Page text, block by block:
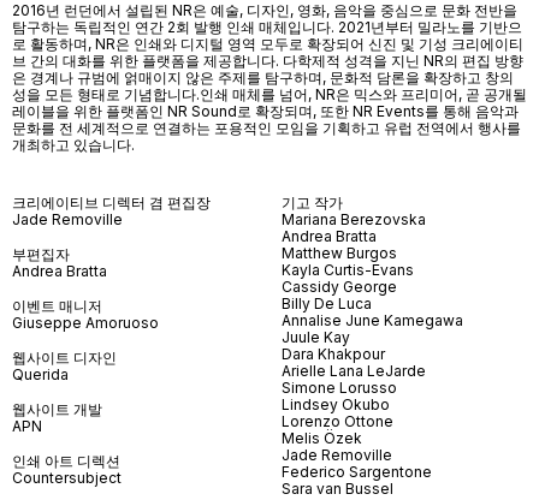
2016년 런던에서 설립된 NR은 예술, 디자인, 영화, 음악을 중심으로 문화 전반을
탐구하는 독립적인 연간 2회 발행 인쇄 매체입니다. 2021년부터 밀라노를 기반으
로 활동하며, NR은 인쇄와 디지털 영역 모두로 확장되어 신진 및 기성 크리에이티
브 간의 대화를 위한 플랫폼을 제공합니다. 다학제적 성격을 지닌 NR의 편집 방향
은 경계나 규범에 얽매이지 않은 주제를 탐구하며, 문화적 담론을 확장하고 창의
성을 모든 형태로 기념합니다.인쇄 매체를 넘어, NR은 믹스와 프리미어, 곧 공개될
레이블을 위한 플랫폼인 NR Sound로 확장되며, 또한 NR Events를 통해 음악과
문화를 전 세계적으로 연결하는 포용적인 모임을 기획하고 유럽 전역에서 행사를
개최하고 있습니다.
크리에이티브 디렉터 겸 편집장
Jade Removille
부편집자
Andrea Bratta
이벤트 매니저
Giuseppe Amoruoso
웹사이트 디자인
Querida
웹사이트 개발
APN
인쇄 아트 디렉션
Countersubject
기고 작가
Mariana Berezovska
Andrea Bratta
Matthew Burgos
Kayla Curtis-Evans
Cassidy George
Billy De Luca
Annalise June Kamegawa
Juule Kay
Dara Khakpour
Arielle Lana LeJarde
Simone Lorusso
Lindsey Okubo
Lorenzo Ottone
Melis Özek
Jade Removille
Federico Sargentone
Sara van Bussel